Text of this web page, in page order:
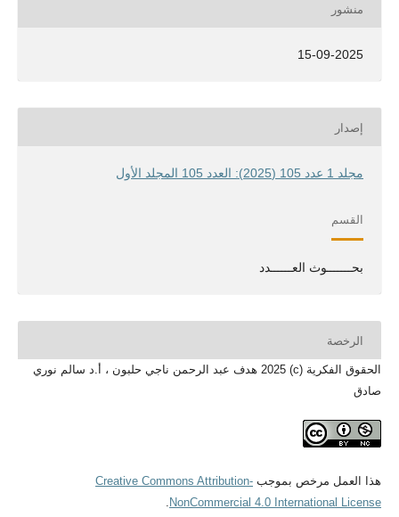
منشور
15-09-2025
إصدار
مجلد 1 عدد 105 (2025): العدد 105 المجلد الأول
القسم
بحـــــــوث العــــــدد
الرخصة
الحقوق الفكرية (c) 2025 هدف عبد الرحمن ناجي حلبون ، أ.د سالم نوري
صادق
هذا العمل مرخص بموجب Creative Commons Attribution-
NonCommercial 4.0 International License
.